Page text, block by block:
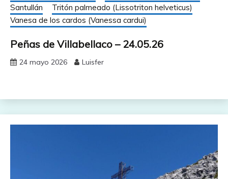
Santullán
Tritón palmeado (Lissotriton helveticus)
Vanesa de los cardos (Vanessa cardui)
Peñas de Villabellaco – 24.05.26
24 mayo 2026 Luisfer